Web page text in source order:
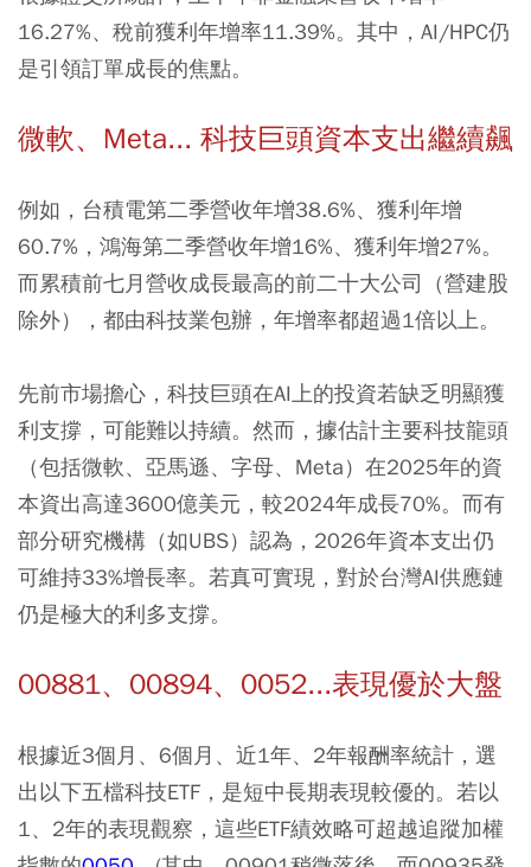
16.27%、稅前獲利年增率11.39%。其中，AI/HPC仍
是引領訂單成長的焦點。
微軟、Meta... 科技巨頭資本支出繼續飆
例如，台積電第二季營收年增38.6%、獲利年增
60.7%，鴻海第二季營收年增16%、獲利年增27%。
而累積前七月營收成長最高的前二十大公司（營建股
除外），都由科技業包辦，年增率都超過1倍以上。
先前市場擔心，科技巨頭在AI上的投資若缺乏明顯獲
利支撐，可能難以持續。然而，據估計主要科技龍頭
（包括微軟、亞馬遜、字母、Meta）在2025年的資
本資出高達3600億美元，較2024年成長70%。而有
部分研究機構（如UBS）認為，2026年資本支出仍
可維持33%增長率。若真可實現，對於台灣AI供應鏈
仍是極大的利多支撐。
00881、00894、0052...表現優於大盤
根據近3個月、6個月、近1年、2年報酬率統計，選
出以下五檔科技ETF，是短中長期表現較優的。若以
1、2年的表現觀察，這些ETF績效略可超越追蹤加權